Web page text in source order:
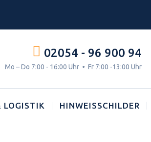
02054 - 96 900 94
Mo – Do 7:00 - 16:00 Uhr • Fr 7:00 -13:00 Uhr
LOGISTIK HINWEISSCHILDER